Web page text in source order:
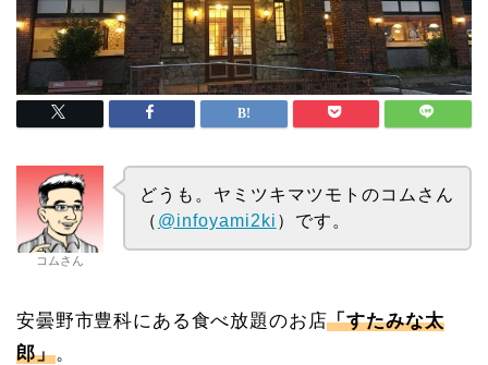
コムさん
どうも。ヤミツキマツモトのコムさん
（ @infoyami2ki ）です。
安曇野市豊科にある食べ放題のお店「すたみな太
郎」。